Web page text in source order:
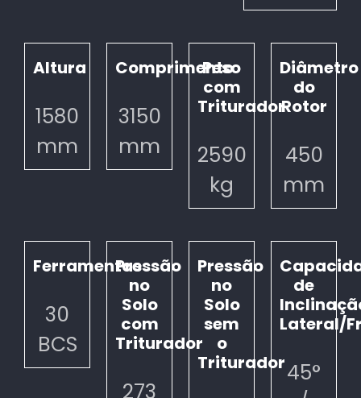
Altura
1580
mm
Comprimento
3150
mm
Peso
com
Triturador
2590
kg
Diâmetro
do
Rotor
450
mm
Ferramentas
30
BCS
Pressão
no
Solo
com
Triturador
273
Pressão
no
Solo
sem
o
Triturador
de
Lateral/
45°